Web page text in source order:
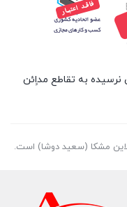
متری بهار شمالی نرسیده به تقاطع مداِِئن
مشکا (سعید دوشا) است.